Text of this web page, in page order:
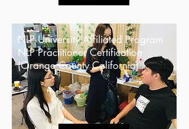
NLP UniversityAffiliated Program
NLP Practitioner Certification
(Orange County California)